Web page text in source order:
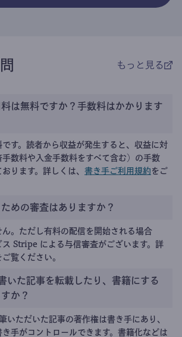
もっと見る
は無料ですか？手数料はかかります
す。読者から収益が発生すると、収益に対
手数料や入金手数料をすべて含む）の手数
ります。詳しくは、 書き手ご利用規約 をご
めの審査はありますか？
。ただし有料の配信を開始される場合
ス Stripe による与信審査がございます。詳
ご覧ください。
た記事を転載したり、書籍にする
か？
ただいた記事の著作権は書き手にあり、
き手がコントロールできます。書籍化などは